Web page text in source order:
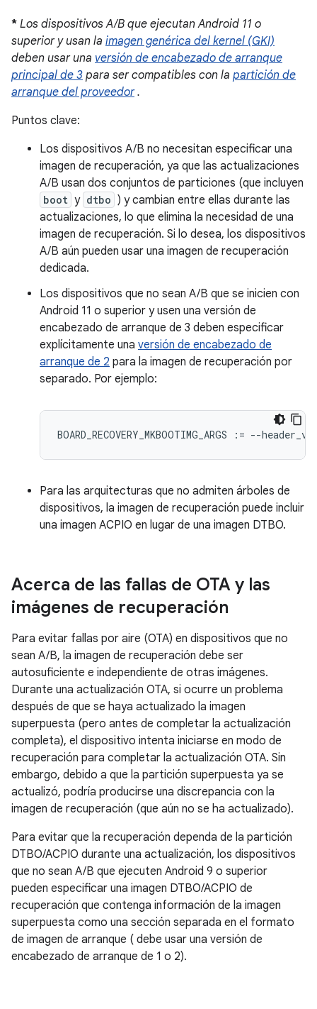
* Los dispositivos A/B que ejecutan Android 11 o
superior y usan la imagen genérica del kernel (GKI)
deben usar una versión de encabezado de arranque
principal de 3 para ser compatibles con la partición de
arranque del proveedor.
Puntos clave:
Los dispositivos A/B no necesitan especificar una
imagen de recuperación, ya que las actualizaciones
A/B usan dos conjuntos de particiones (que incluyen
boot y dtbo ) y cambian entre ellas durante las
actualizaciones, lo que elimina la necesidad de una
imagen de recuperación. Si lo desea, los dispositivos
A/B aún pueden usar una imagen de recuperación
dedicada.
Los dispositivos que no sean A/B que se inicien con
Android 11 o superior y usen una versión de
encabezado de arranque de 3 deben especificar
explícitamente una versión de encabezado de
arranque de 2 para la imagen de recuperación por
separado. Por ejemplo:
BOARD_RECOVERY_MKBOOTIMG_ARGS := --
Para las arquitecturas que no admiten árboles de
dispositivos, la imagen de recuperación puede incluir
una imagen ACPIO en lugar de una imagen DTBO.
Acerca de las fallas de OTA y las
imágenes de recuperación
Para evitar fallas por aire (OTA) en dispositivos que no
sean A/B, la imagen de recuperación debe ser
autosuficiente e independiente de otras imágenes.
Durante una actualización OTA, si ocurre un problema
después de que se haya actualizado la imagen
superpuesta (pero antes de completar la actualización
completa), el dispositivo intenta iniciarse en modo de
recuperación para completar la actualización OTA. Sin
embargo, debido a que la partición superpuesta ya se
actualizó, podría producirse una discrepancia con la
imagen de recuperación (que aún no se ha actualizado).
Para evitar que la recuperación dependa de la partición
DTBO/ACPIO durante una actualización, los dispositivos
que no sean A/B que ejecuten Android 9 o superior
pueden especificar una imagen DTBO/ACPIO de
recuperación que contenga información de la imagen
superpuesta como una sección separada en el formato
de imagen de arranque ( debe usar una versión de
encabezado de arranque de 1 o 2).